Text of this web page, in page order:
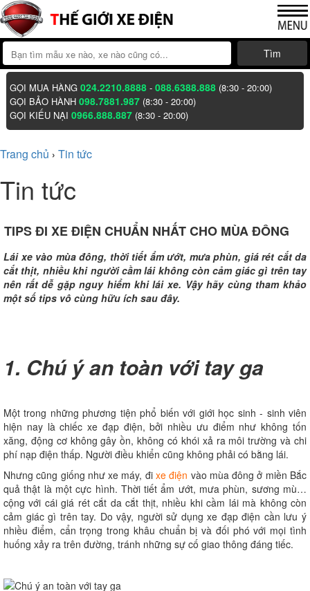
Tìm
GỌI MUA HÀNG024.2210.8888 -088.6388.888 (8:30 - 20:00)
GỌI BẢO HÀNH098.7881.987 (8:30 - 20:00)
GỌI KIẾU NẠI0966.888.887 (8:30 - 20:00)
Trang chủ › Tin tức
Tin tức
TIPS ĐI XE ĐIỆN CHUẨN NHẤT CHO MÙA ĐÔNG
Lái xe vào mùa đông, thời tiết ẩm ướt, mưa phùn, giá rét cắt da
cắt thịt, nhiều khi người cầm lái không còn cảm giác gì trên tay
nên rất dễ gặp nguy hiểm khi lái xe. Vậy hãy cùng tham khảo
một số tips vô cùng hữu ích sau đây.
1. Chú ý an toàn với tay ga
Một trong những phương tiện phổ biến với giới học sinh - sinh viên
hiện nay là chiếc xe đạp điện, bởi nhiều ưu điểm như không tốn
xăng, động cơ không gây ồn, không có khói xả ra môi trường và chi
phí nạp điện thấp. Người điều khiển cũng không phải có bằng lái.
Nhưng cũng giống như xe máy, đi xe điện vào mùa đông ở miền Bắc
quả thật là một cực hình. Thời tiết ẩm ướt, mưa phùn, sương mù…
cộng với cái giá rét cắt da cắt thịt, nhiều khi cầm lái mà không còn
cảm giác gì trên tay. Do vậy, người sử dụng xe đạp điện cần lưu ý
nhiều điểm, cẩn trọng trong khâu chuẩn bị và đối phó với mọi tình
huống xảy ra trên đường, tránh những sự cố giao thông đáng tiếc.